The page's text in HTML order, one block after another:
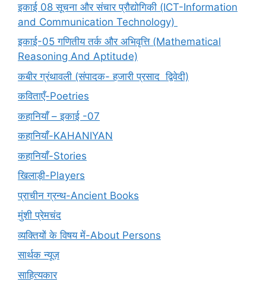
इकाई 08 सूचना और संचार प्रौद्योगिकी (ICT-Information
and Communication Technology)
इकाई-05 गणितीय तर्क और अभिवृत्ति (Mathematical
Reasoning And Aptitude)
कबीर ग्रंथावली (संपादक- हजारी प्रसाद द्विवेदी)
कविताएँ-Poetries
कहानियाँ – इकाई -07
कहानियाँ-KAHANIYAN
कहानियाँ-Stories
खिलाड़ी-Players
प्राचीन ग्रन्थ-Ancient Books
मुंशी प्रेमचंद
व्यक्तियों के विषय में-About Persons
सार्थक न्यूज़
साहित्यकार